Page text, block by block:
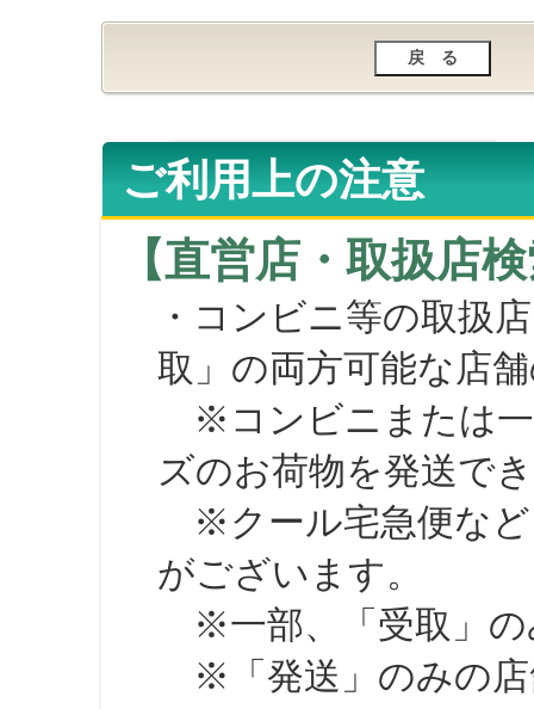
ご利用上の注意
【直営店・取扱店
・コンビニ等の取扱
取」の両方可能な店
※コンビニまたは一
ズのお荷物を発送で
※クール宅急便など
がございます。
※一部、「受取」の
※「発送」のみの店